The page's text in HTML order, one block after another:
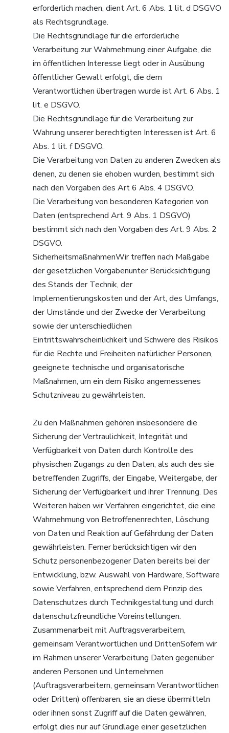
erforderlich machen, dient Art. 6 Abs. 1 lit. d DSGVO
als Rechtsgrundlage.
Die Rechtsgrundlage für die erforderliche
Verarbeitung zur Wahrnehmung einer Aufgabe, die
im öffentlichen Interesse liegt oder in Ausübung
öffentlicher Gewalt erfolgt, die dem
Verantwortlichen übertragen wurde ist Art. 6 Abs. 1
lit. e DSGVO.
Die Rechtsgrundlage für die Verarbeitung zur
Wahrung unserer berechtigten Interessen ist Art. 6
Abs. 1 lit. f DSGVO.
Die Verarbeitung von Daten zu anderen Zwecken als
denen, zu denen sie ehoben wurden, bestimmt sich
nach den Vorgaben des Art 6 Abs. 4 DSGVO.
Die Verarbeitung von besonderen Kategorien von
Daten (entsprechend Art. 9 Abs. 1 DSGVO)
bestimmt sich nach den Vorgaben des Art. 9 Abs. 2
DSGVO.
SicherheitsmaßnahmenWir treffen nach Maßgabe
der gesetzlichen Vorgabenunter Berücksichtigung
des Stands der Technik, der
Implementierungskosten und der Art, des Umfangs,
der Umstände und der Zwecke der Verarbeitung
sowie der unterschiedlichen
Eintrittswahrscheinlichkeit und Schwere des Risikos
für die Rechte und Freiheiten natürlicher Personen,
geeignete technische und organisatorische
Maßnahmen, um ein dem Risiko angemessenes
Schutzniveau zu gewährleisten.
Zu den Maßnahmen gehören insbesondere die
Sicherung der Vertraulichkeit, Integrität und
Verfügbarkeit von Daten durch Kontrolle des
physischen Zugangs zu den Daten, als auch des sie
betreffenden Zugriffs, der Eingabe, Weitergabe, der
Sicherung der Verfügbarkeit und ihrer Trennung. Des
Weiteren haben wir Verfahren eingerichtet, die eine
Wahrnehmung von Betroffenenrechten, Löschung
von Daten und Reaktion auf Gefährdung der Daten
gewährleisten. Ferner berücksichtigen wir den
Schutz personenbezogener Daten bereits bei der
Entwicklung, bzw. Auswahl von Hardware, Software
sowie Verfahren, entsprechend dem Prinzip des
Datenschutzes durch Technikgestaltung und durch
datenschutzfreundliche Voreinstellungen.
Zusammenarbeit mit Auftragsverarbeitern,
gemeinsam Verantwortlichen und DrittenSofern wir
im Rahmen unserer Verarbeitung Daten gegenüber
anderen Personen und Unternehmen
(Auftragsverarbeitern, gemeinsam Verantwortlichen
oder Dritten) offenbaren, sie an diese übermitteln
oder ihnen sonst Zugriff auf die Daten gewähren,
erfolgt dies nur auf Grundlage einer gesetzlichen